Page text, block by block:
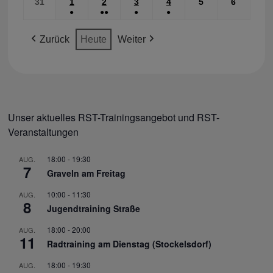
2026
VERANSTALTUNG)
VERANSTALTUNGEN)
VERANSTALTUNG)
VERANSTALTUNG)
3131.
11.
2026
●
(1
VERANSTALTUNG)
22.
SEP.
2026
●●
(2
VERANSTALTUNGEN)
33.
●
VERANSTALTUNG)
44.
●
55.
6
Zurück Heute Weiter
Unser aktuelles RST-Trainingsangebot und RST-
Veranstaltungen
AUG.
7
18:00 - 19:30
Graveln am Freitag
AUG.
8
10:00 - 11:30
Jugendtraining Straße
AUG.
11
18:00 -20:00
Radtraining am Dienstag (Stockelsdorf)
AUG. 18:00 - 19:30